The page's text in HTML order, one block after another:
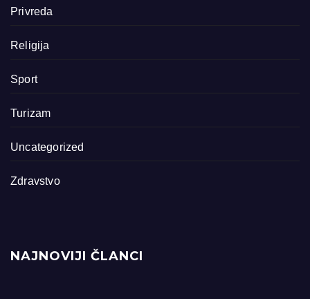
Privreda
Religija
Sport
Turizam
Uncategorized
Zdravstvo
NAJNOVIJI ČLANCI